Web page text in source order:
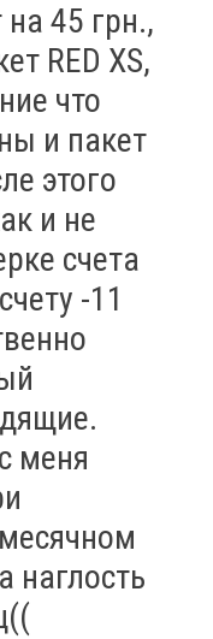
45 грн.,
RED XS,
что
и пакет
этого
и не
счета
-11
меня
наглость